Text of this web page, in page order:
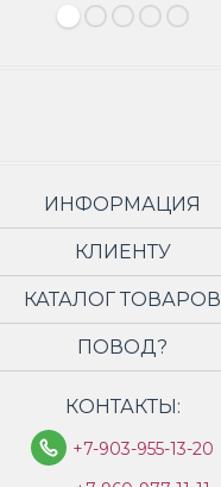
ИНФОРМАЦИЯ
КЛИЕНТУ
КАТАЛОГ ТОВАРОВ
ПОВОД?
КОНТАКТЫ:
+7-903-955-13-20